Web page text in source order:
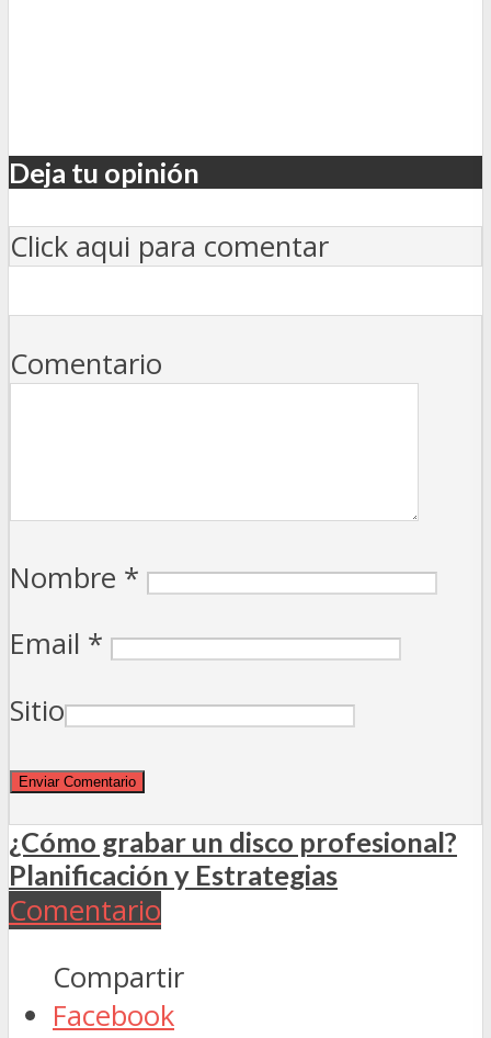
Deja tu opinión
Click aqui para comentar
Comentario
Nombre *
Email *
Sitio
¿Cómo grabar un disco profesional?
Planificación y Estrategias
Comentario
Compartir
Facebook